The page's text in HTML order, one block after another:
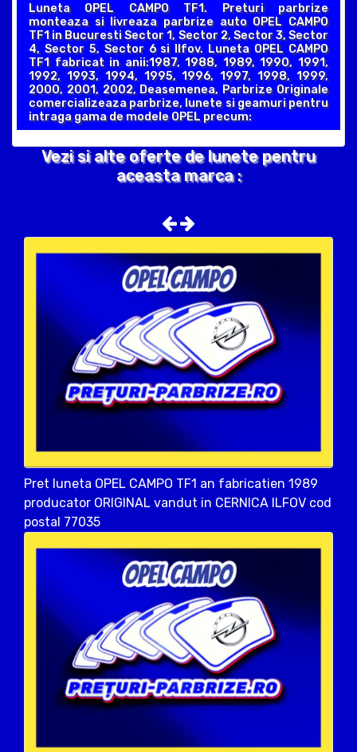
Luneta OPEL CAMPO TF1. Preturi parbrize
monteaza si livreaza parbrize auto OPEL CAMPO
TF1 in Bucuresti Sector 1, Sector 2, Sector 3, Sector
4, Sector 5, Sector 6 si Ilfov. Luneta OPEL CAMPO
TF1 fabricat in anii:1987, 1988, 1989, 1990, 1991,
1992, 1993, 1994, 1995, 1996, 1997, 1998, 1999,
2000, 2001, 2002, Deasemenea, Parbrize Originale
comercializeaza parbrize, lunete si geamuri pentru
intraga gama de modele OPEL precum:
Vezi si alte oferte de lunete pentru
aceasta marca :
Pret luneta OPEL CAMPO TF1 an fabricatien 1989
producator ORIGINAL vandut in CERNICA ILFOV cod
postal 77035